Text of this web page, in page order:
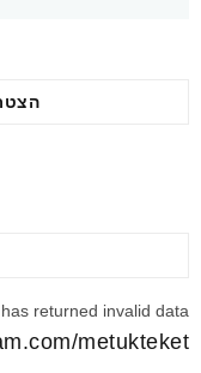
returned invalid data.
metukteket/